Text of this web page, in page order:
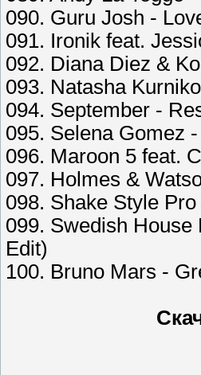
090. Guru Josh -
091. Ironik feat.
092. Diana Diez &
093. Natasha
094. September -
095. Selena Gomez
096. Maroon 5 feat.
097. Holmes &
098. Shake Style
099. Swedish
Edit)
100. Bruno Mars -